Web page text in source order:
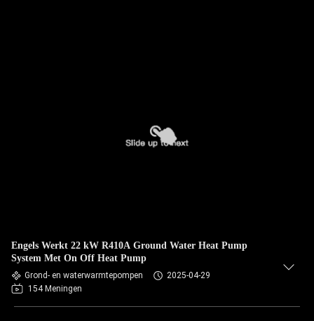
Engels Werkt 22 kW R410A Ground Water Heat Pump
System Met On Off Heat Pump
Grond- en waterwarmtepompen
2025-04-29
154 Meningen